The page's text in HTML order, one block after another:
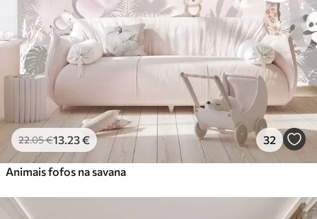
22.05€13.23€ 32
Animais fofos na savana